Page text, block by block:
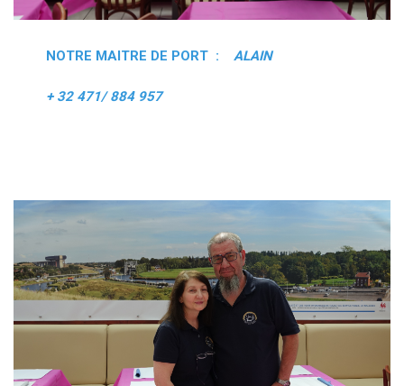
NOTRE MAITRE DE PORT : ALAIN
+ 32 471/ 884 957